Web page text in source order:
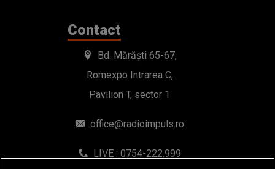
Contact
Bd. Mărăști 65-67,
Romexpo Intrarea C,
Pavilion T, sector 1
office@radioimpuls.ro
LIVE : 0754-222.999